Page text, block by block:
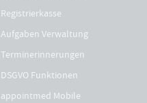
Registrierkasse
Aufgaben Verwaltung
Terminerinnerungen
DSGVO Funktionen
appointmed Mobile